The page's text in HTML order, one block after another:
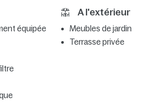
équipée
A l'extérieur
Meubles de jardin
Terrasse privée